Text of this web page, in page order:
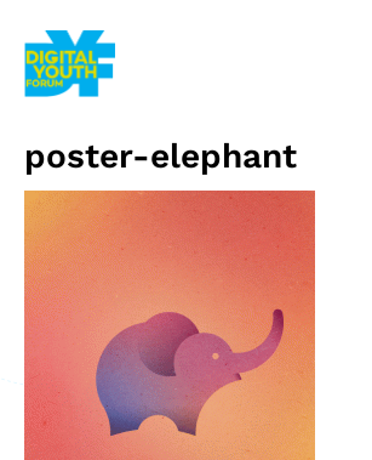
treści
poster-elephant